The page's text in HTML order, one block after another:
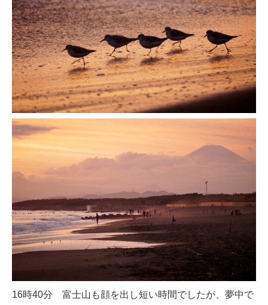
16時40分 富士山も顔を出し短い時間でしたが、夢中で